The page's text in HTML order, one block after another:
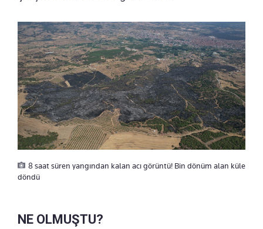
8 saat süren yangından kalan acı görüntü! Bin dönüm alan küle
döndü
NE OLMUŞTU?